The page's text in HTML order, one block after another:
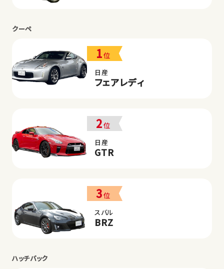
クーペ
1位
日産
フェアレディ
2位
日産
GTR
3位
スバル
BRZ
ハッチバック